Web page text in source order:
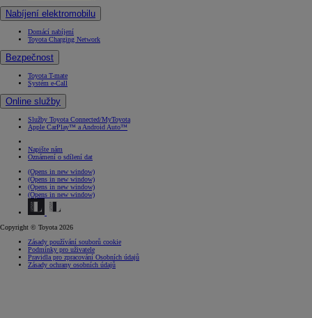
Nabíjení elektromobilu
Domácí nabíjení
Toyota Charging Network
Bezpečnost
Toyota T-mate
Systém e-Call
Online služby
Služby Toyota Connected/MyToyota
Apple CarPlay™ a Android Auto™
Napište nám
Oznámení o sdílení dat
(Opens in new window)
(Opens in new window)
(Opens in new window)
(Opens in new window)
Copyright © Toyota 2026
Zásady používání souborů cookie
Podmínky pro uživatele
Pravidla pro zpracování Osobních údajů
Zásady ochrany osobních údajů